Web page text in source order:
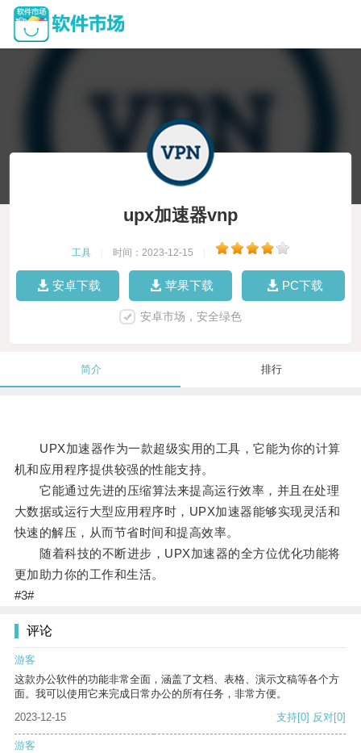
upx加速器vnp
工具 时间：2023-12-15
安卓下载 苹果下载 PC下载
安卓市场，安全绿色
简介 排行
UPX加速器作为一款超级实用的工具，它能为你的计算
机和应用程序提供较强的性能支持。
它能通过先进的压缩算法来提高运行效率，并且在处理
大数据或运行大型应用程序时，UPX加速器能够实现灵活和
快速的解压，从而节省时间和提高效率。
随着科技的不断进步，UPX加速器的全方位优化功能将
更加助力你的工作和生活。
#3#
评论
游客
这款办公软件的功能非常全面，涵盖了文档、表格、演示文稿等各个方
面。我可以使用它来完成日常办公的所有任务，非常方便。
2023-12-15
支持[0] 反对[0]
游客